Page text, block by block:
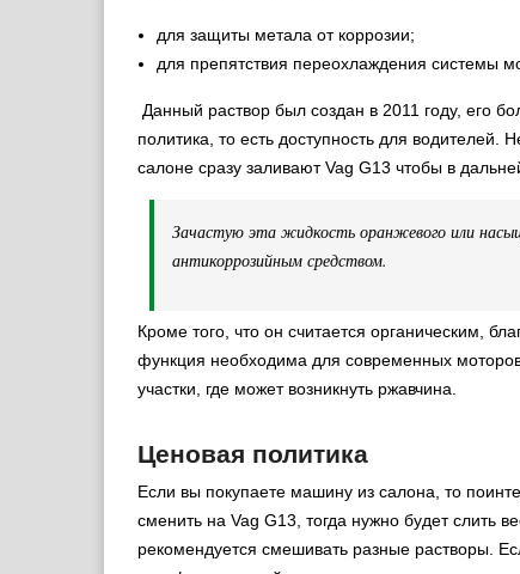
для защиты метала от коррозии;
для препятствия переохлаждения системы
Данный раствор был создан в 2011 году, его
политика, то есть доступность для водителей.
салоне сразу заливают Vag G13 чтобы в
Зачастую эта жидкость оранжевого или
антикоррозийным средством.
Кроме того, что он считается органическим,
функция необходима для современных
участки, где может возникнуть ржавчина.
Ценовая политика
Если вы покупаете машину из салона, то
сменить на Vag G13, тогда нужно будет слить
рекомендуется смешивать разные растворы.